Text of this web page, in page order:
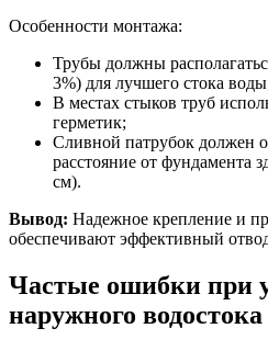
Особенности монтажа:
Трубы должны
3%) для лучшего стока
В местах стыков труб
герметик;
Сливной патрубок должен
расстояние от фундамента
см).
Вывод: Надежное крепление и
обеспечивают эффективный
Частые ошибки при
наружного водостока